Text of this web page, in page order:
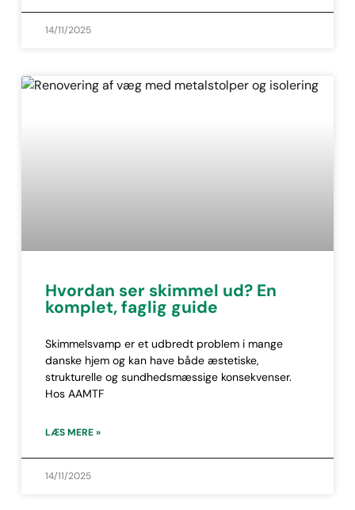
14/11/2025
Hvordan ser skimmel ud? En
komplet, faglig guide
Skimmelsvamp er et udbredt problem i mange
danske hjem og kan have både æstetiske,
strukturelle og sundhedsmæssige konsekvenser.
Hos AAMTF
LÆS MERE »
14/11/2025